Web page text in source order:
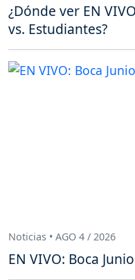
¿Dónde ver EN
vs. Estudiantes?
Noticias • AGO 4 / 2026
EN VIVO: Boca